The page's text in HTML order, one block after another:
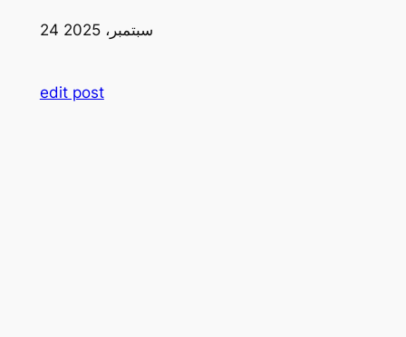
24 سبتمبر، 2025
edit post